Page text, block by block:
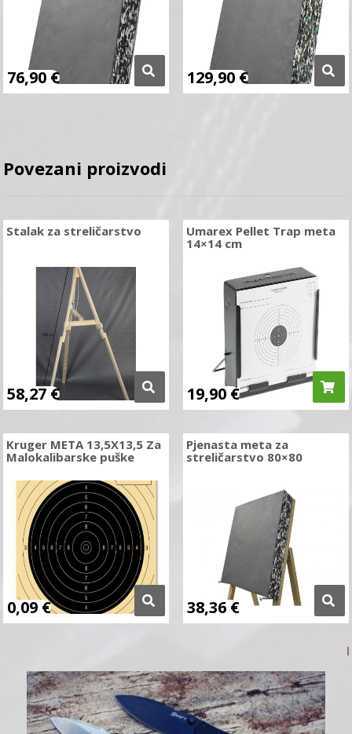
76,90 € 129,90 €
Povezani proizvodi
Stalak za streličarstvo
58,27 €
Umarex Pellet Trap meta
14×14 cm
19,90 €
Kruger META 13,5X13,5 Za
Malokalibarske puške
0,09 €
Pjenasta meta za
streličarstvo 80×80
38,36 €